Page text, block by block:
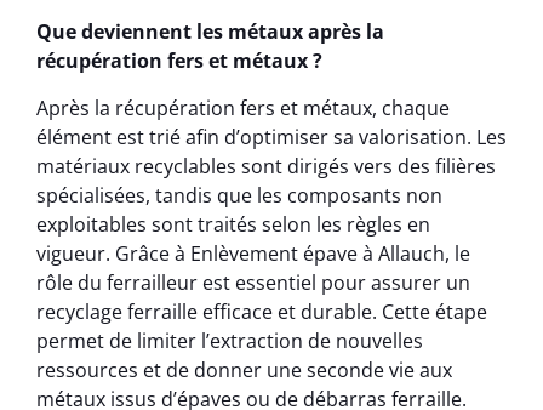
Que deviennent les métaux après la
récupération fers et métaux ?
Après la récupération fers et métaux, chaque
élément est trié afin d’optimiser sa valorisation. Les
matériaux recyclables sont dirigés vers des filières
spécialisées, tandis que les composants non
exploitables sont traités selon les règles en
vigueur. Grâce à Enlèvement épave à Allauch, le
rôle du ferrailleur est essentiel pour assurer un
recyclage ferraille efficace et durable. Cette étape
permet de limiter l’extraction de nouvelles
ressources et de donner une seconde vie aux
métaux issus d’épaves ou de débarras ferraille.